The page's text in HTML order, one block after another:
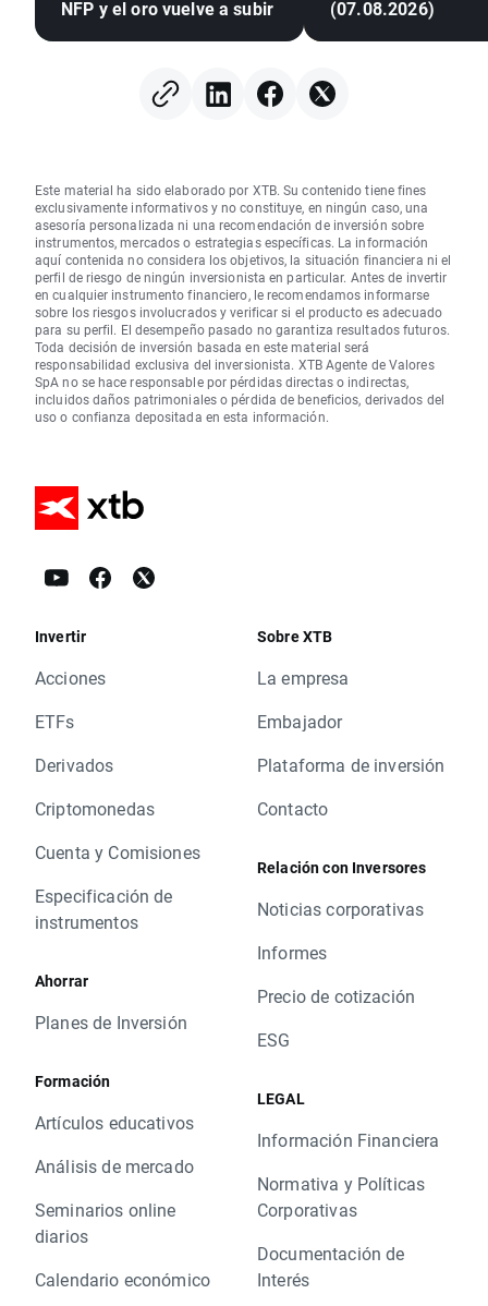
NFP y el oro vuelve a subir (07.08.2026)
Este material ha sido elaborado por XTB. Su contenido tiene fines
exclusivamente informativos y no constituye, en ningún caso, una
asesoría personalizada ni una recomendación de inversión sobre
instrumentos, mercados o estrategias específicas. La información
aquí contenida no considera los objetivos, la situación financiera ni el
perfil de riesgo de ningún inversionista en particular. Antes de invertir
en cualquier instrumento financiero, le recomendamos informarse
sobre los riesgos involucrados y verificar si el producto es adecuado
para su perfil. El desempeño pasado no garantiza resultados futuros.
Toda decisión de inversión basada en este material será
responsabilidad exclusiva del inversionista. XTB Agente de Valores
SpA no se hace responsable por pérdidas directas o indirectas,
incluidos daños patrimoniales o pérdida de beneficios, derivados del
uso o confianza depositada en esta información.
Invertir
Acciones
ETFs
Derivados
Criptomonedas
Cuenta y Comisiones
Especificación de
instrumentos
Ahorrar
Planes de Inversión
Formación
Artículos educativos
Análisis de mercado
Seminarios online
diarios
Calendario económico
Sobre XTB
La empresa
Embajador
Plataforma de inversión
Contacto
Relación con Inversores
Noticias corporativas
Informes
Precio de cotización
ESG
LEGAL
Información Financiera
Normativa y Políticas
Corporativas
Documentación de
Interés